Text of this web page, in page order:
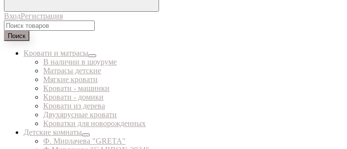
ВходРегистрация
Поиск
Кровати и матрасы
В наличии в шоуруме
Матрасы детские
Мягкие кровати
Кровати - машинки
Кровати - домики
Кровати из дерева
Двухярусные кровати
Кроватки для новорожденных
Детские комнаты
Ф. Мирлачева "GRETA"